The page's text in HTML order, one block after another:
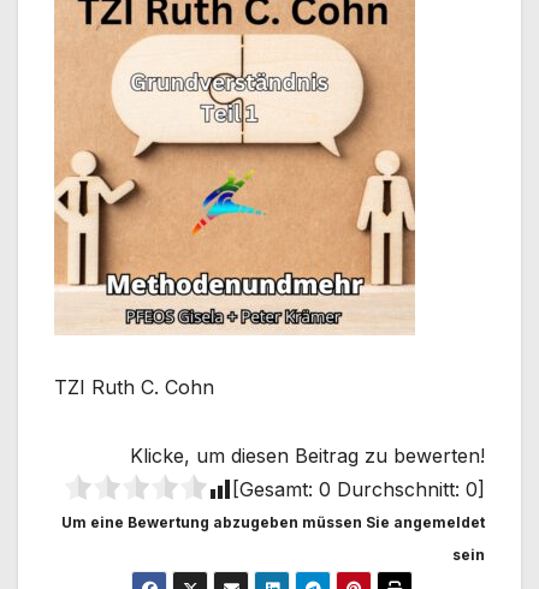
TZI Ruth C. Cohn
Klicke, um diesen Beitrag zu bewerten!
[Gesamt: 0 Durchschnitt: 0]
Um eine Bewertung abzugeben müssen Sie angemeldet
sein